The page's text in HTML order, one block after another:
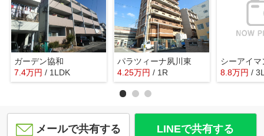
ガーデン協和
7.4万円 / 1LDK
パラツィーナ夙川東
4.25万円 / 1R 8.8万円 /
メールで共有する LINEで共有する